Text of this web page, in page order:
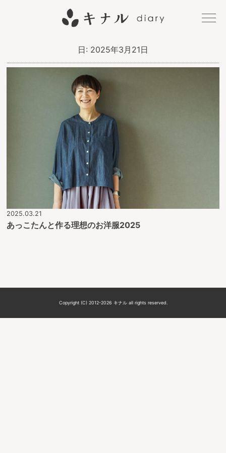
キナル
diary
日: 2025年3月21日
2025.03.21
あっこたんと作る理想のお洋服2025
Copyright (C) 2012-2026 キナル all rights reserved.